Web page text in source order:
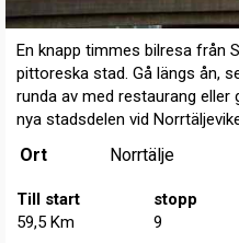
En knapp timmes bilresa från
pittoreska stad. Gå längs ån,
runda av med restaurang
nya stadsdelen vid
Ort Norrtälje
Till start
59,5 Km
stopp
9